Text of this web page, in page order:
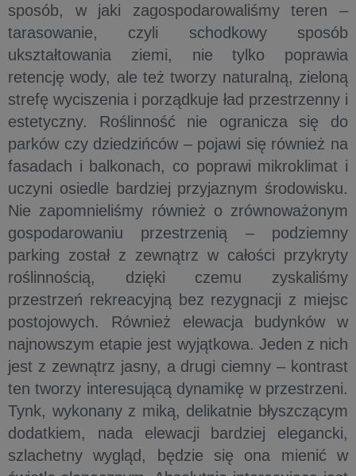
sposób, w jaki zagospodarowaliśmy teren –
tarasowanie, czyli schodkowy sposób
ukształtowania ziemi, nie tylko poprawia
retencję wody, ale też tworzy naturalną, zieloną
strefę wyciszenia i porządkuje ład przestrzenny i
estetyczny. Roślinność nie ogranicza się do
parków czy dziedzińców – pojawi się również na
fasadach i balkonach, co poprawi mikroklimat i
uczyni osiedle bardziej przyjaznym środowisku.
Nie zapomnieliśmy również o zrównoważonym
gospodarowaniu przestrzenią – podziemny
parking został z zewnątrz w całości przykryty
roślinnością, dzięki czemu zyskaliśmy
przestrzeń rekreacyjną bez rezygnacji z miejsc
postojowych. Również elewacja budynków w
najnowszym etapie jest wyjątkowa. Jeden z nich
jest z zewnątrz jasny, a drugi ciemny – kontrast
ten tworzy interesującą dynamikę w przestrzeni.
Tynk, wykonany z miką, delikatnie błyszczącym
dodatkiem, nada elewacji bardziej elegancki,
szlachetny wygląd, będzie się ona mienić w